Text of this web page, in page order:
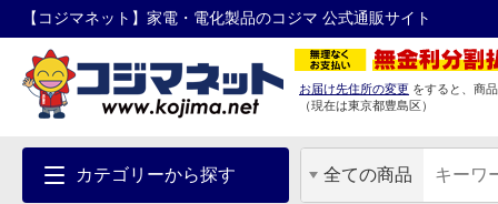
【コジマネット】家電・電化製品のコジマ 公式通販サイト
お届け先住所の変更 をすると、商
（現在は東京都豊島区）
カテゴリーから探す 全ての商品